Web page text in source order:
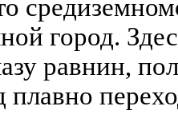
город.
равнин,
плавно